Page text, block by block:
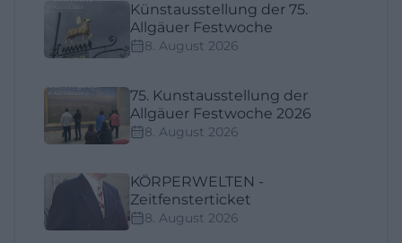
Künstausstellung der 75.
Allgäuer Festwoche
8. August 2026
75. Kunstausstellung der
Allgäuer Festwoche 2026
8. August 2026
KÖRPERWELTEN -
Zeitfensterticket
8. August 2026